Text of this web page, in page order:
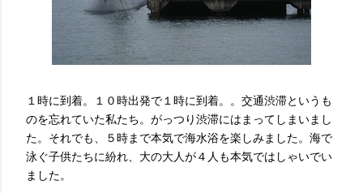
１時に到着。１０時出発で１時に到着。。交通渋滞というも
のを忘れていた私たち。がっつり渋滞にはまってしまいまし
た。それでも、５時まで本気で海水浴を楽しみました。海で
泳ぐ子供たちに紛れ、大の大人が４人も本気ではしゃいでい
ました。